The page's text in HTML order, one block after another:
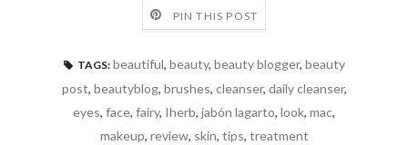
PIN THIS POST
TAGS: beautiful, beauty, beauty blogger, beauty
post, beautyblog, brushes, cleanser, daily cleanser,
eyes, face, fairy, Iherb, jabón lagarto, look, mac,
makeup, review, skin, tips, treatment